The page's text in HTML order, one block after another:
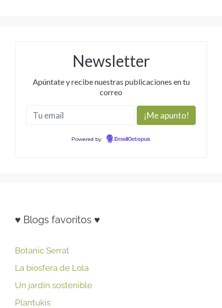
Newsletter
Apúntate y recibe nuestras publicaciones en tu
correo
Powered by EmailOctopus
♥ Blogs favoritos ♥
Botanic Serrat
La biosfera de Lola
Un jardín sostenible
Plantukis